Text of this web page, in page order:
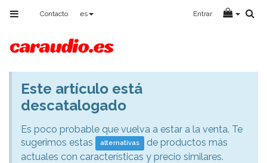
Toggle
navigation
Contacto es Entrar
Aviso
Este artículo está
descatalogado
Es poco probable que vuelva a estar a la venta. Te
sugerimos estas
alternativas
de productos más
actuales con características y precio similares.